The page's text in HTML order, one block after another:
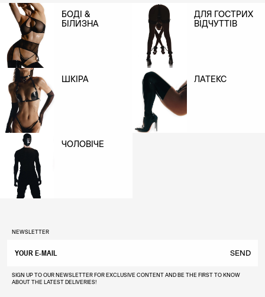
БОДІ &
БІЛИЗНА
ДЛЯ ГОСТРИХ
ВІДЧУТТІВ
ШКІРА ЛАТЕКС
ЧОЛОВІЧЕ
NEWSLETTER
SEND
SIGN UP TO OUR NEWSLETTER FOR EXCLUSIVE CONTENT AND BE THE FIRST TO KNOW
ABOUT THE LATEST DELIVERIES!